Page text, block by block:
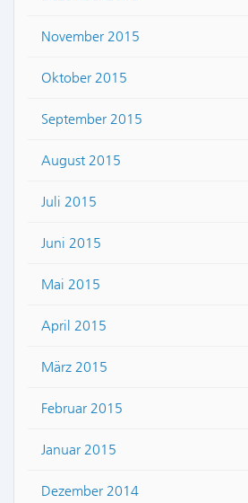
November 2015
Oktober 2015
September 2015
August 2015
Juli 2015
Juni 2015
Mai 2015
April 2015
März 2015
Februar 2015
Januar 2015
Dezember 2014